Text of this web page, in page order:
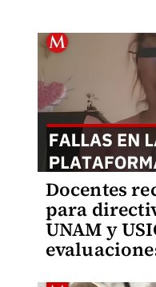
Docentes
para
UNAM y